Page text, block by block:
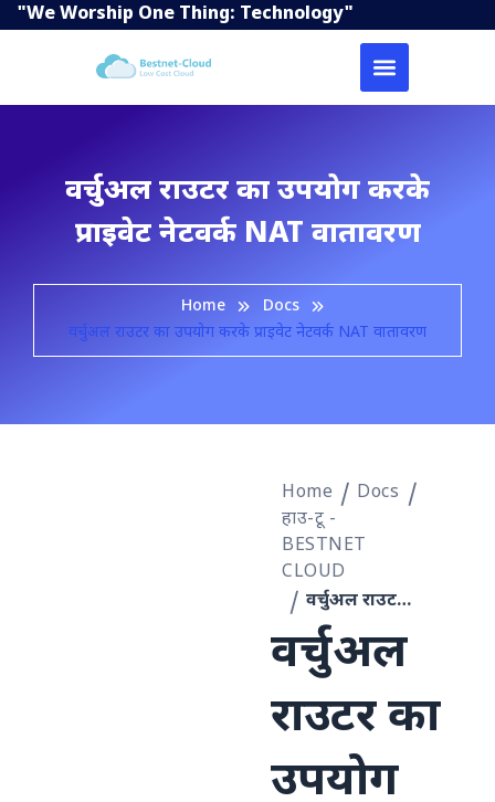
"We Worship One Thing: Technology"
वर्चुअल राउटर का उपयोग करके
प्राइवेट नेटवर्क NAT वातावरण
Home
Docs
वर्चुअल राउटर का उपयोग करके प्राइवेट नेटवर्क NAT वातावरण
Home
Docs
हाउ-टू -
BESTNET
CLOUD
वर्चुअल राउटर का उपयोग करके प्राइवेट नेटवर्क NAT वातावरण
वर्चुअल
राउटर का
उपयोग